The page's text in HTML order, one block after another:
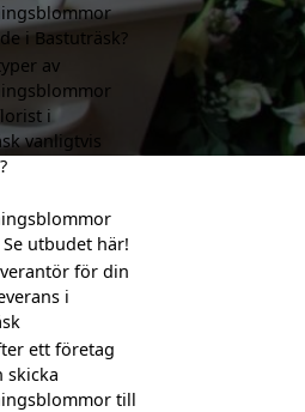
i Bastuträsk?
av
i
vanligtvis
utbudet här!
för din
i
ett företag
skicka
till